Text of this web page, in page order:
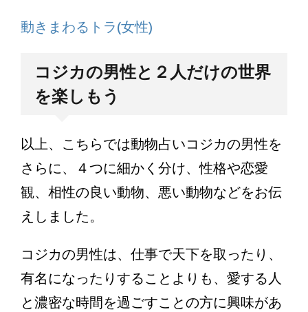
動きまわるトラ(女性)
コジカの男性と２人だけの世界
を楽しもう
以上、こちらでは動物占いコジカの男性を
さらに、４つに細かく分け、性格や恋愛
観、相性の良い動物、悪い動物などをお伝
えしました。
コジカの男性は、仕事で天下を取ったり、
有名になったりすることよりも、愛する人
と濃密な時間を過ごすことの方に興味があ